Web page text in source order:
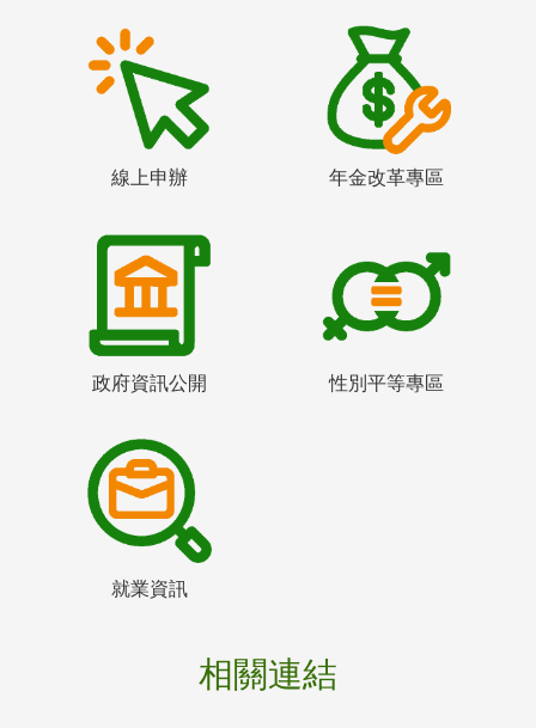
線上申辦 年金改革專區
政府資訊公開 性別平等專區
就業資訊
相關連結